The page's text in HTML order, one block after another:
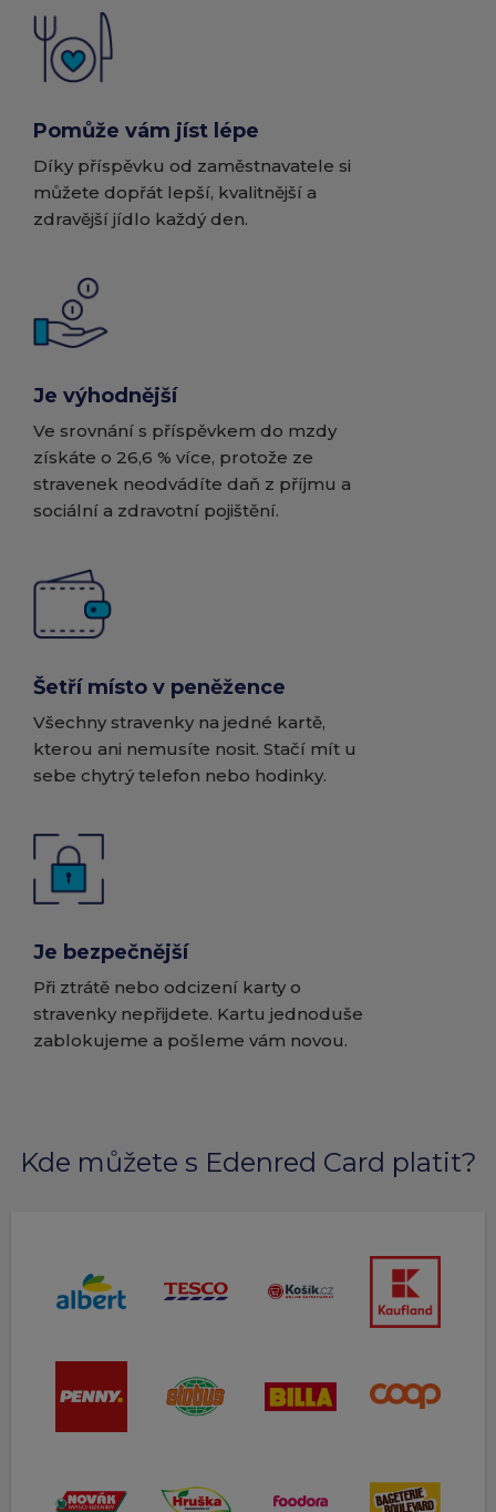
Pomůže vám jíst lépe
Díky příspěvku od zaměstnavatele si
můžete dopřát lepší, kvalitnější a
zdravější jídlo každý den.
Je výhodnější
Ve srovnání s příspěvkem do mzdy
získáte o 26,6 % více, protože ze
stravenek neodvádíte daň z příjmu a
sociální a zdravotní pojištění.
Šetří místo v peněžence
Všechny stravenky na jedné kartě,
kterou ani nemusíte nosit. Stačí mít u
sebe chytrý telefon nebo hodinky.
Je bezpečnější
Při ztrátě nebo odcizení karty o
stravenky nepřijdete. Kartu jednoduše
zablokujeme a pošleme vám novou.
Kde můžete s Edenred Card platit?